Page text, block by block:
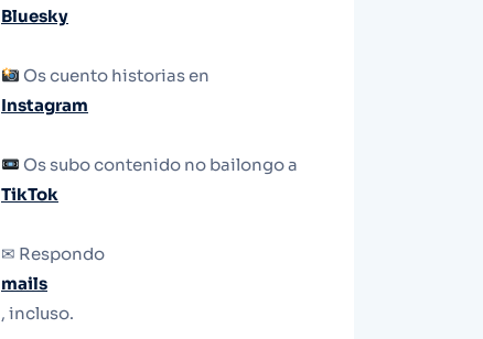
Bluesky
Os cuento historias en
Instagram
Os subo contenido no bailongo a
TikTok
✉ Respondo
mails
, incluso.